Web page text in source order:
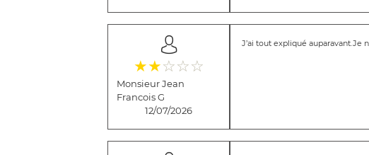
(*)
★ (*)
★ ( )
☆ ( )
☆ ( )
☆
Monsieur Jean
Francois G
12/07/2026
J’ai tout expliqué auparavant.Je